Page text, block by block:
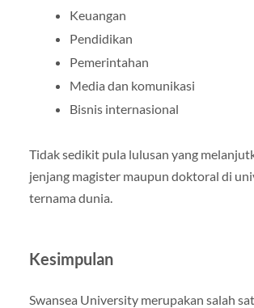
Keuangan
Pendidikan
Pemerintahan
Media dan komunikasi
Bisnis internasional
Tidak sedikit pula lulusan yang
jenjang magister maupun doktoral di
ternama dunia.
Kesimpulan
Swansea University merupakan salah